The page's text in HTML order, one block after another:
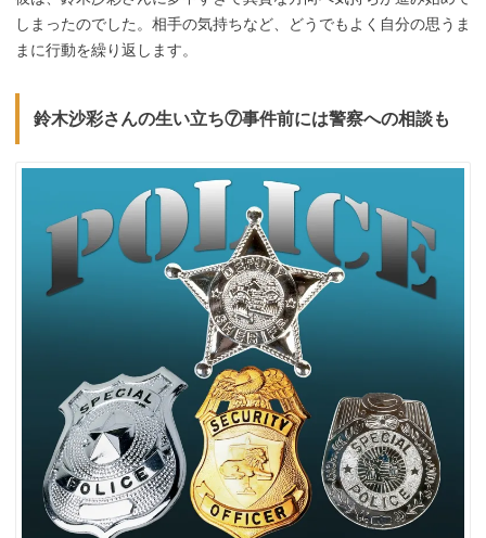
しまったのでした。相手の気持ちなど、どうでもよく自分の思うま
まに行動を繰り返します。
鈴木沙彩さんの生い立ち⑦事件前には警察への相談も